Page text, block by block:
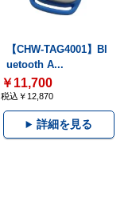
【CHW-TAG4001】Bl
uetooth A...
￥11,700
税込￥12,870
詳細を見る